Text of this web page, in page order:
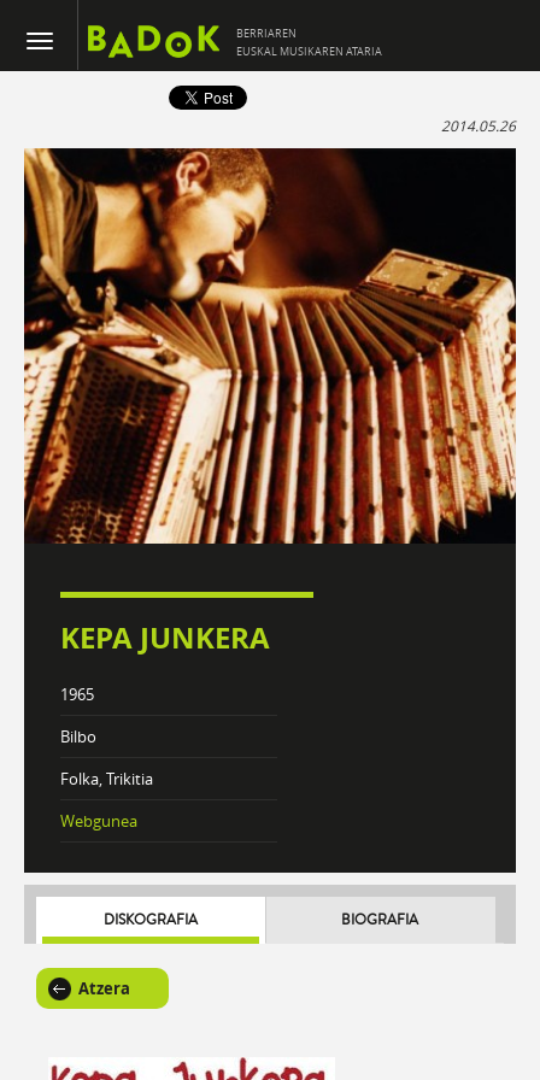
BERRIAREN
EUSKAL MUSIKAREN ATARIA
2014.05.26
KEPA JUNKERA
1965
Bilbo
Folka, Trikitia
Webgunea
DISKOGRAFIA BIOGRAFIA
Atzera